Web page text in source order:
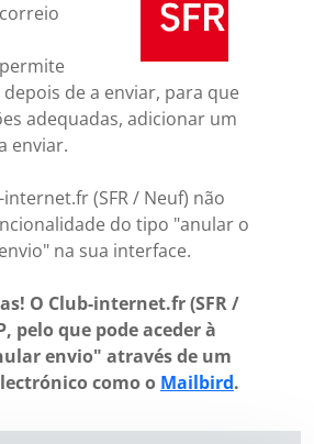
de a enviar, para que
adequadas, adicionar um
enviar.
(SFR / Neuf) não
do tipo "anular o
na sua interface.
O Club-internet.fr (SFR /
pelo que pode aceder à
envio" através de um
como o Mailbird.